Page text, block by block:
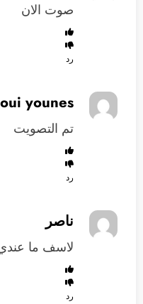
صوت الان
رد
younes
تم التصويت
رد
ناصر
لاسف ما
رد